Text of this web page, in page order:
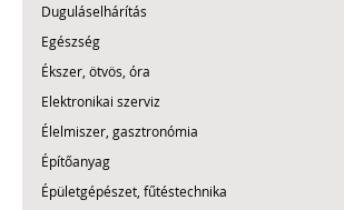
Duguláselhárítás
Egészség
Ékszer, ötvös, óra
Elektronikai szerviz
Élelmiszer, gasztronómia
Építőanyag
Épületgépészet, fűtéstechnika